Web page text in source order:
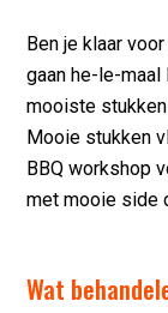
Ben je klaar
gaan he-le-
mooiste
Mooie stukken
BBQ workshop
met mooie side
Wat